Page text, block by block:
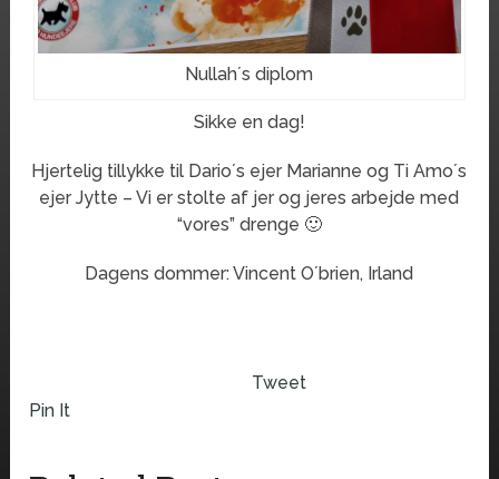
Nullah´s diplom
Sikke en dag!
Hjertelig tillykke til Dario´s ejer Marianne og Ti Amo´s
ejer Jytte – Vi er stolte af jer og jeres arbejde med
“vores” drenge 🙂
Dagens dommer: Vincent O´brien, Irland
Tweet
Pin It